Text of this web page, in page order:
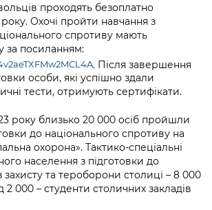
проходять безоплатно
Охочі пройти навчання з
спротиву мають
за посиланням:
. Після завершення
особи, які успішно здали
тести, отримують сертифікати.
року близько 20 000 осіб пройшли
до національного спротиву на
охорона». Тактико-спеціальні
населення з підготовки до
захисту та тероборони столиці – 8 000
2 000 – студенти столичних закладів